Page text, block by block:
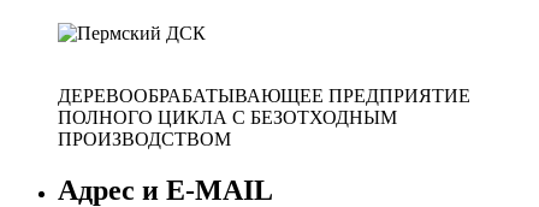
ДЕРЕВООБРАБАТЫВАЮЩЕЕ ПРЕДПРИЯТИЕ
ПОЛНОГО ЦИКЛА С БЕЗОТХОДНЫМ
ПРОИЗВОДСТВОМ
Адрес и E-MAIL